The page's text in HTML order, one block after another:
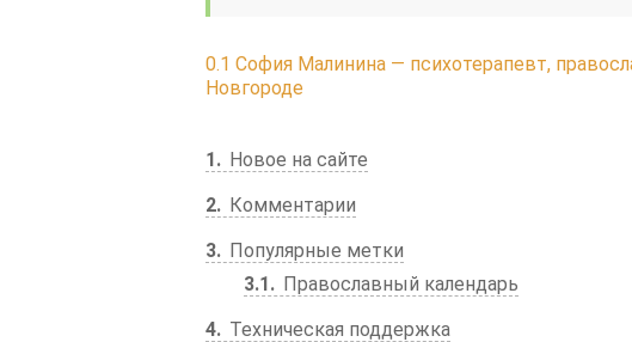
0.1 София Малинина — психотерапевт,
Новгороде
1
Новое на сайте
2
Комментарии
3
Популярные метки
3.1
Православный календарь
4
Техническая поддержка